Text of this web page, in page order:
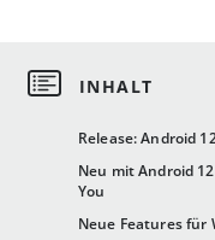
Release: Android
Neu mit Android
You
Neue Features für